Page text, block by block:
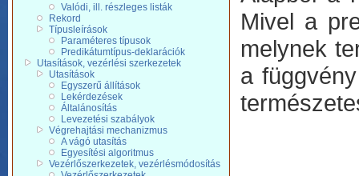
Valódi, ill. részleges listák
Rekord
Típusleírások
Paraméteres típusok
Predikátumtípus-deklarációk
Utasítások, vezérlési szerkezetek
Utasítások
Egyszerű állítások
Lekérdezések
Általánosítás
Levezetési szabályok
Végrehajtási mechanizmus
A vágó utasítás
Egyesítési algoritmus
Vezérlőszerkezetek, vezérlésmódosítás
Mivel a
melynek
a